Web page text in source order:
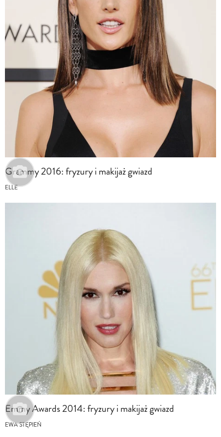
Grammy 2016: fryzury i makijaż gwiazd
ELLE
Emmy Awards 2014: fryzury i makijaż gwiazd
EWA STĘPIEŃ